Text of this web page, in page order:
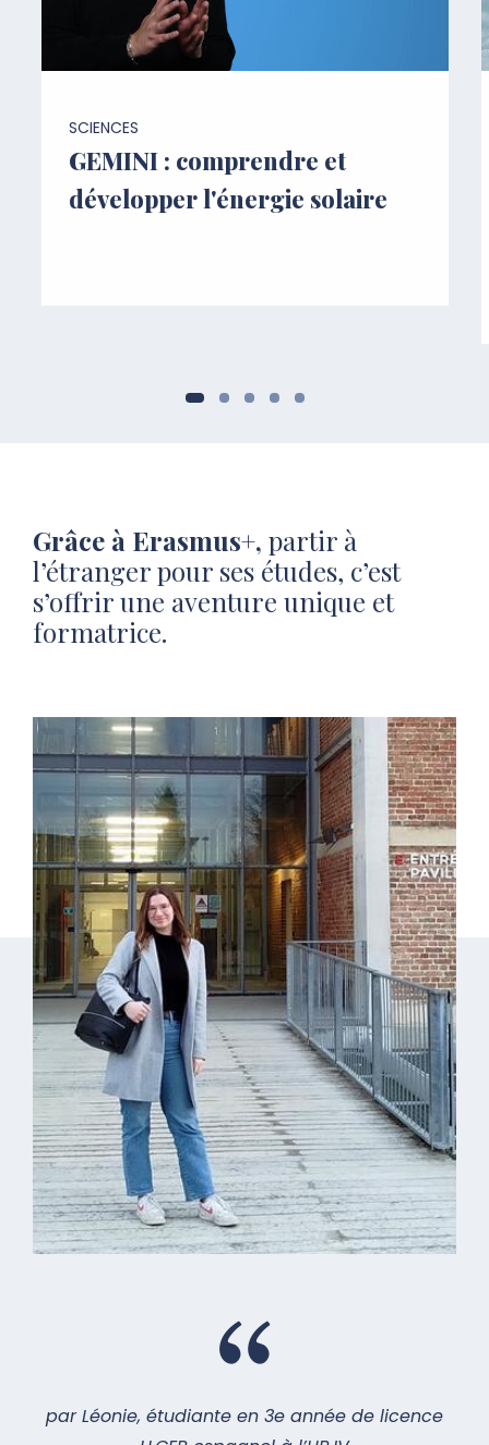
SCIENCES
GEMINI : comprendre et
développer l'énergie solaire
Grâce à Erasmus+, partir à
l’étranger pour ses études, c’est
s’offrir une aventure unique et
formatrice.
par Léonie, étudiante en 3e année de licence